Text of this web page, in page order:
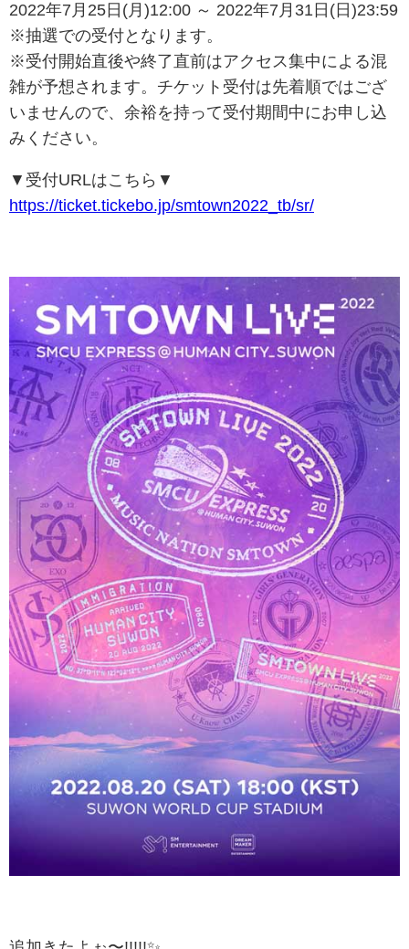
2022年7月25日(月)12:00 ～ 2022年7月31日(日)23:59
※抽選での受付となります。
※受付開始直後や終了直前はアクセス集中による混
雑が予想されます。チケット受付は先着順ではござ
いませんので、余裕を持って受付期間中にお申し込
みください。
▼受付URLはこちら▼
https://ticket.tickebo.jp/smtown2022_tb/sr/